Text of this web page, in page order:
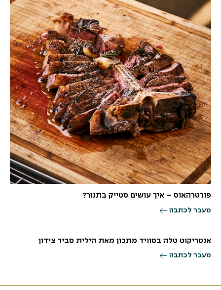
פורטרהאוס – איך עושים סטייק בתנור?
מעבר לכתבה
אנטריקוט טלה בסוויד מתכון מאת הילית סביר צידון
מעבר לכתבה